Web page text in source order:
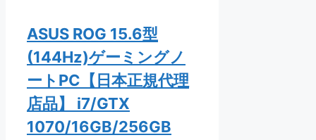
ASUS ROG 15.6型
(144Hz)ゲーミングノ
ートPC【日本正規代理
店品】 i7/GTX
1070/16GB/256GB